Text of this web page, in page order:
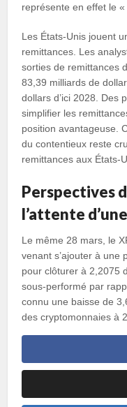
représente en effet le
Les États-Unis jouent
remittances. Les
sorties de remittances
83,39 milliards de
dollars d’ici 2028. Des
simplifier les
position avantageuse.
du contentieux reste
remittances aux États-
Perspectives
l’attente
Le même 28 mars, le
venant s’ajouter à une
pour clôturer à 2,2075
sous-performé par
connu une baisse de
des cryptomonnaies à